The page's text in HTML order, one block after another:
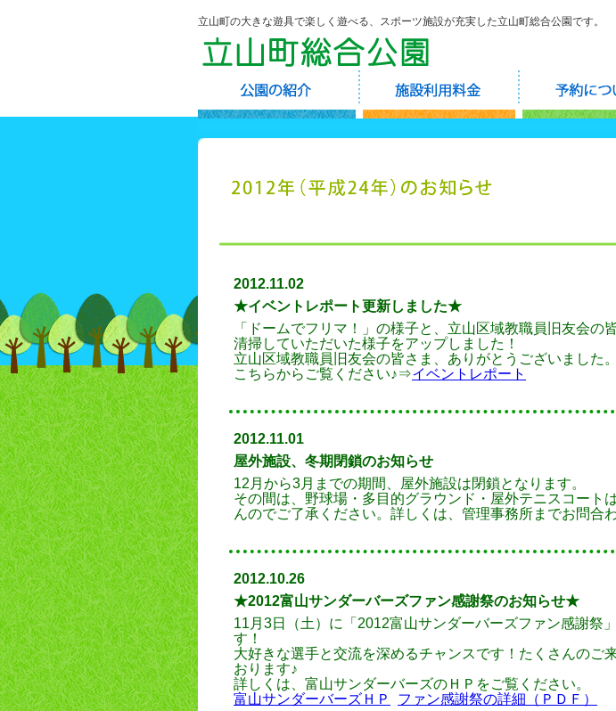
立山町の大きな遊具で楽しく遊べる、スポーツ施設が充実した立山町総合公園です。
2012.11.02
★イベントレポート更新しました★
「ドームでフリマ！」の様子と、立山区域教職員旧友会の
清掃していただいた様子をアップしました！
立山区域教職員旧友会の皆さま、ありがとうございました。
こちらからご覧ください♪⇒イベントレポート
2012.11.01
屋外施設、冬期閉鎖のお知らせ
12月から3月までの期間、屋外施設は閉鎖となります。
その間は、野球場・多目的グラウンド・屋外テニスコート
んのでご了承ください。詳しくは、管理事務所までお問合
2012.10.26
★2012富山サンダーバーズファン感謝祭のお知らせ★
11月3日（土）に「 2012富山サンダーバーズファン感謝祭
す！
大好きな選手と交流を深めるチャンスです！たくさんのご
おります♪
詳しくは、富山サンダーバーズのＨＰをご覧ください。
富山サンダーバーズＨＰ
ファン感謝祭の詳細（ＰＤＦ）